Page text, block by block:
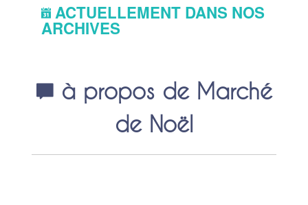
ACTUELLEMENT DANS NOS
ARCHIVES
à propos de Marché
de Noël